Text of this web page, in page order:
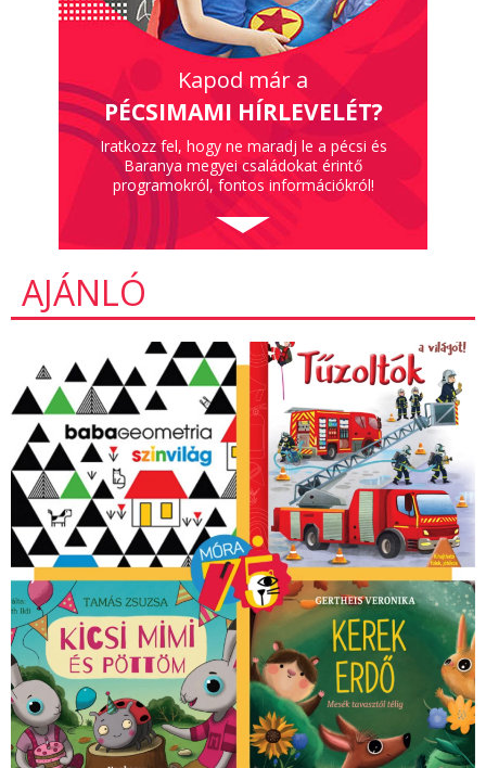
Kapod már a
PÉCSIMAMI HÍRLEVELÉT?
Iratkozz fel, hogy ne maradj le a pécsi és
Baranya megyei családokat érintő
programokról, fontos információkról!
AJÁNLÓ